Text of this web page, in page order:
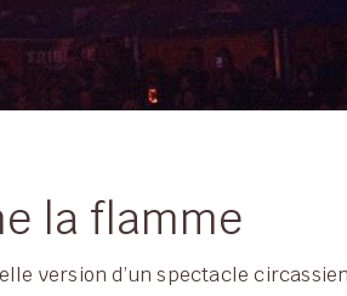
la flamme
version d’un spectacle